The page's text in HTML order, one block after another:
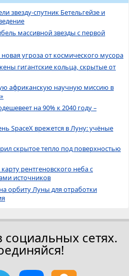
звезду-спутник Бетельгейзе и
массивной звезды с первой
угроза от космического мусора
гигантские кольца, скрытые от
африканскую научную миссию в
на 90% к 2040 году –
SpaceX врежется в Луну: учёные
скрытое тепло под поверхностью
рентгеновского неба с
источников
орбиту Луны для отработки
сетях.